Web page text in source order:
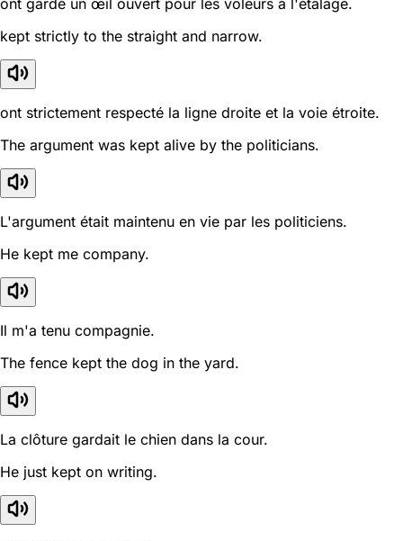
ont gardé un œil ouvert pour les voleurs à l'étalage.
kept strictly to the straight and narrow.
ont strictement respecté la ligne droite et la voie étroite.
The argument was kept alive by the politicians.
L'argument était maintenu en vie par les politiciens.
He kept me company.
Il m'a tenu compagnie.
The fence kept the dog in the yard.
La clôture gardait le chien dans la cour.
He just kept on writing.